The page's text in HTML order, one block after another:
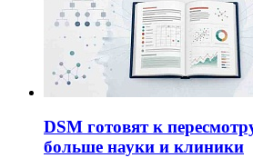
DSM готовят к
больше науки и клиники